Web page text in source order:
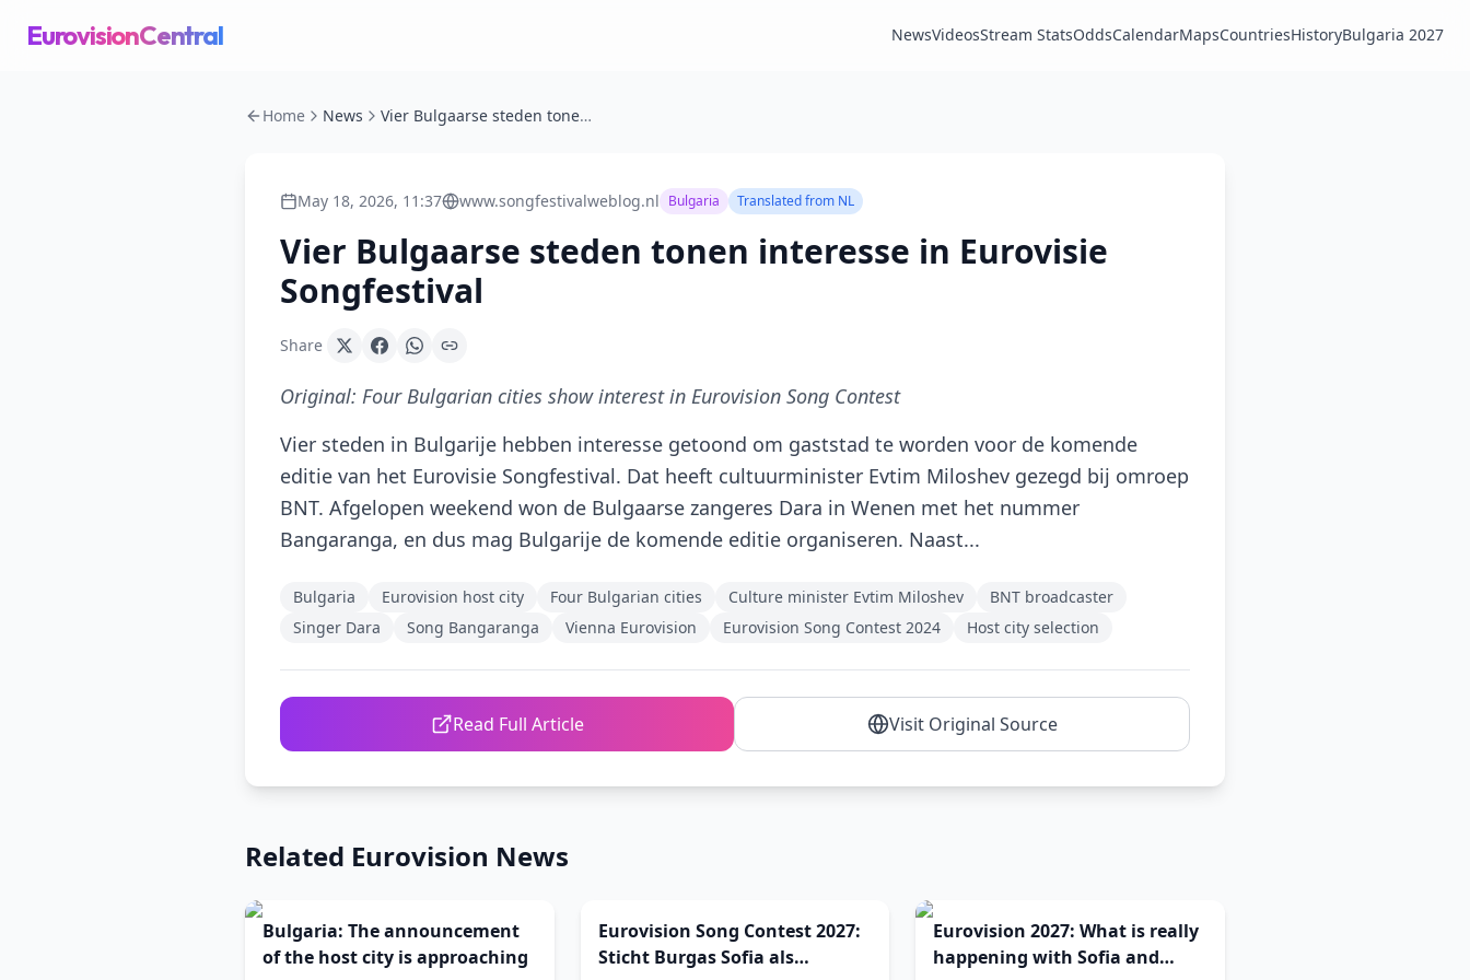
EurovisionCentral NewsVideosStream StatsOddsCalendarMapsCountriesHistoryBulgaria 2027
Home News Vier Bulgaarse steden tonen interesse in Eurovisie Songfestival
May 18, 2026, 11:37 www.songfestivalweblog.nl Bulgaria Translated from NL
Vier Bulgaarse steden tonen interesse in Eurovisie
Songfestival
Share
Original: Four Bulgarian cities show interest in Eurovision Song Contest
Vier steden in Bulgarije hebben interesse getoond om gaststad te worden voor de komende
editie van het Eurovisie Songfestival. Dat heeft cultuurminister Evtim Miloshev gezegd bij omroep
BNT. Afgelopen weekend won de Bulgaarse zangeres Dara in Wenen met het nummer
Bangaranga, en dus mag Bulgarije de komende editie organiseren. Naast...
Bulgaria Eurovision host city Four Bulgarian cities Culture minister Evtim Miloshev
BNT broadcaster
Singer Dara
Song Bangaranga Vienna Eurovision Eurovision Song Contest 2024 Host city selection
Read Full Article Visit Original Source
Related Eurovision News
Bulgaria: The announcement
of the host city is approaching
Eurovision Song Contest 2027:
Sticht Burgas Sofia als
Eurovision 2027: What is really
happening with Sofia and